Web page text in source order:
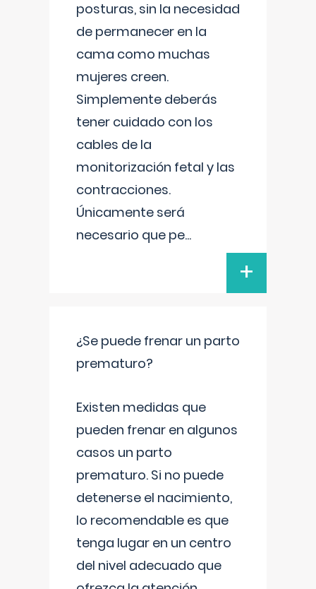
posturas, sin la necesidad
de permanecer en la
cama como muchas
mujeres creen.
Simplemente deberás
tener cuidado con los
cables de la
monitorización fetal y las
contracciones.
Únicamente será
necesario que pe...
+
¿Se puede frenar un parto
prematuro?
Existen medidas que
pueden frenar en algunos
casos un parto
prematuro. Si no puede
detenerse el nacimiento,
lo recomendable es que
tenga lugar en un centro
del nivel adecuado que